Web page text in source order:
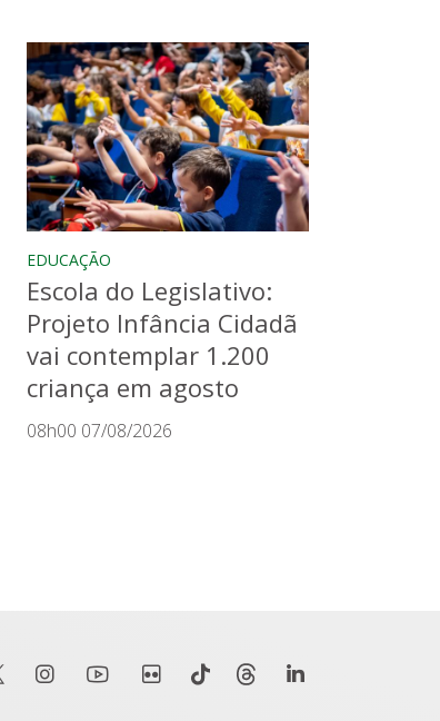
EDUCAÇÃO
Escola do Legislativo:
Projeto Infância Cidadã
vai contemplar 1.200
criança em agosto
08h00 07/08/2026